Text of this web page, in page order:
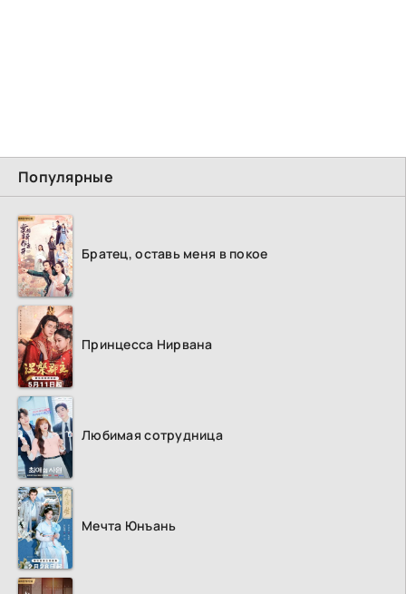
Популярные
Братец, оставь меня в покое
Принцесса Нирвана
Любимая сотрудница
Мечта Юнъань